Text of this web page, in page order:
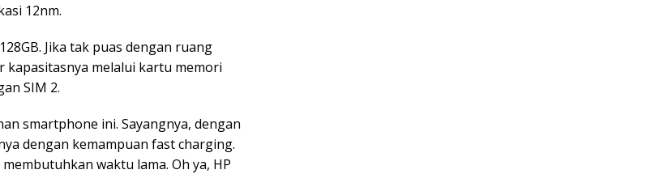
12nm.
Jika tak puas dengan ruang
kapasitasnya melalui kartu memori
SIM 2.
smartphone ini. Sayangnya, dengan
dengan kemampuan fast charging.
waktu lama. Oh ya, HP